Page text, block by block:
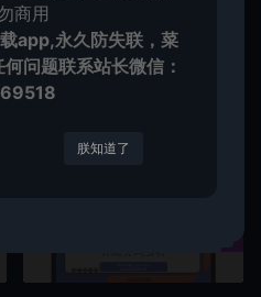
12年风雨同舟，欢迎您一起缔造！
商用
app,永久防失联，菜
问题联系站长微信：
朕知道了